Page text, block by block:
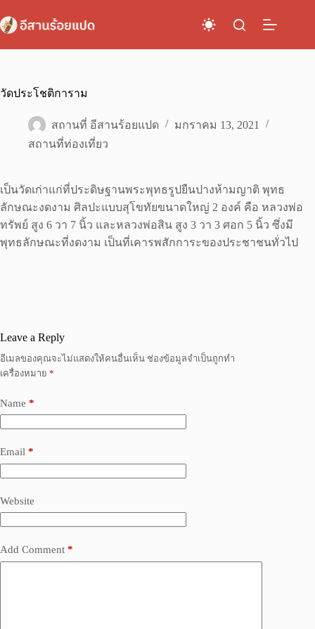
to
content
วัดประโชติการาม
สถานที่ อีสานร้อยแปด
มกราคม 13, 2021
สถานที่ท่องเที่ยว
เป็นวัดเก่าแก่ที่ประดิษฐานพระพุทธรูปยืนปางห้ามญาติ พุทธ
ลักษณะงดงาม ศิลปะแบบสุโขทัยขนาดใหญ่ 2 องค์ คือ หลวงพ่อ
ทรัพย์ สูง 6 วา 7 นิ้ว และหลวงพ่อสิน สูง 3 วา 3 ศอก 5 นิ้ว ซึ่งมี
พุทธลักษณะที่งดงาม เป็นที่เคารพสักการะของประชาชนทั่วไป
Leave a Reply
อีเมลของคุณจะไม่แสดงให้คนอื่นเห็น ช่องข้อมูลจำเป็นถูกทำ
เครื่องหมาย *
Name *
Email *
Website
Add Comment *